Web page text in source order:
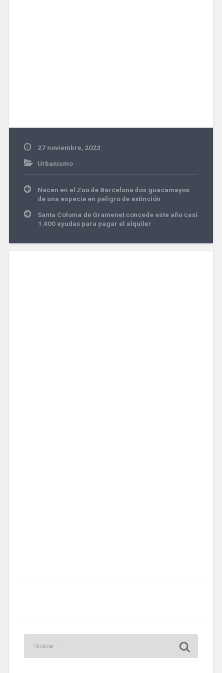
27 noviembre, 2023
Urbanismo
Navegación
de
entradas
Nacen en el Zoo de Barcelona dos guacamayos
de una especie en peligro de extinción
Santa Coloma de Gramenet concede este año casi
1.400 ayudas para pagar el alquiler